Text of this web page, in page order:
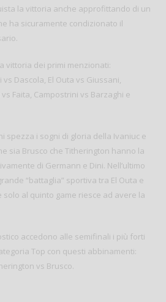
la vittoria anche approfittando di un
ha sicuramente condizionato il
vittoria dei primi menzionati:
Dascola, El Outa vs Giussani,
Faita, Campostrini vs Barzaghi e
spezza i sogni di gloria della Ivaniuc e
sia Brusco che Titherington hanno la
di Germann e Dini. Nell’ultimo
“battaglia” sportiva tra El Outa e
solo al quinto game riesce ad avere la
accedono alle semifinali i più forti
Top con questi abbinamenti:
vs Brusco.